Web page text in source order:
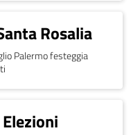
Rosalia
Palermo festeggia